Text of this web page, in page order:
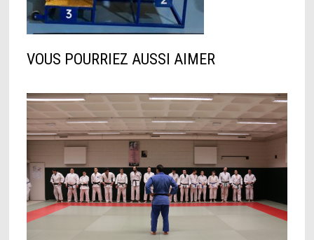
VOUS POURRIEZ AUSSI AIMER